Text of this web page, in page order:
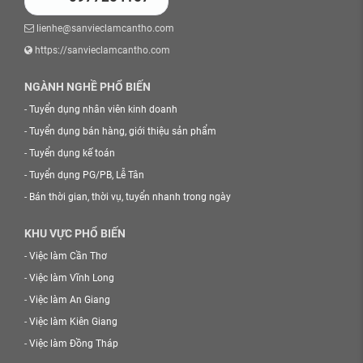
lienhe@sanvieclamcantho.com
https://sanvieclamcantho.com
NGÀNH NGHỀ PHỔ BIẾN
- Tuyển dụng nhân viên kinh doanh
- Tuyển dụng bán hàng, giới thiệu sản phẩm
- Tuyển dụng kế toán
- Tuyển dụng PG/PB, Lễ Tân
- Bán thời gian, thời vụ, tuyển nhanh trong ngày
KHU VỰC PHỔ BIẾN
- Việc làm Cần Thơ
- Việc làm Vĩnh Long
- Việc làm An Giang
- Việc làm Kiên Giang
- Việc làm Đồng Tháp